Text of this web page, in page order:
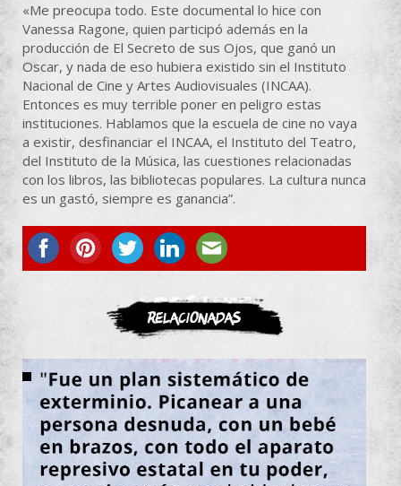
«Me preocupa todo. Este documental lo hice con
Vanessa Ragone, quien participó además en la
producción de El Secreto de sus Ojos, que ganó un
Oscar, y nada de eso hubiera existido sin el Instituto
Nacional de Cine y Artes Audiovisuales (INCAA).
Entonces es muy terrible poner en peligro estas
instituciones. Hablamos que la escuela de cine no vaya
a existir, desfinanciar el INCAA, el Instituto del Teatro,
del Instituto de la Música, las cuestiones relacionadas
con los libros, las bibliotecas populares. La cultura nunca
es un gastó, siempre es ganancia”.
ASOCIATE
Relacionadas